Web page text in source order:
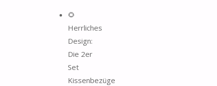
🌻
Herrliches
Design:
Die 2er
Set
Kissenbezüge